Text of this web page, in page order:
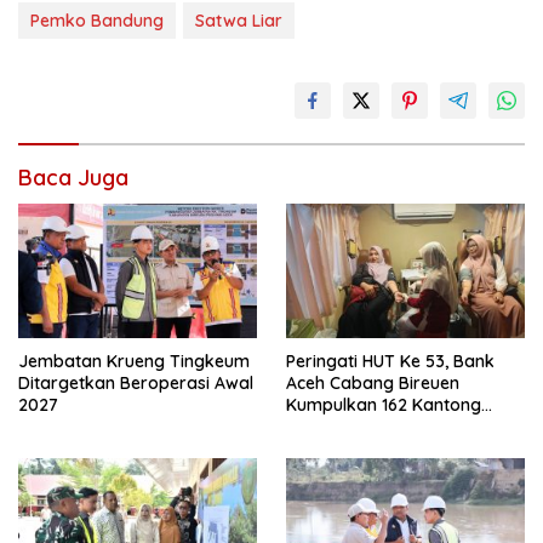
Pemko Bandung
Satwa Liar
Baca Juga
Jembatan Krueng Tingkeum
Ditargetkan Beroperasi Awal
2027
Peringati HUT Ke 53, Bank
Aceh Cabang Bireuen
Kumpulkan 162 Kantong